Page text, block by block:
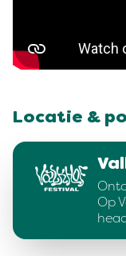
Locatie &
Op